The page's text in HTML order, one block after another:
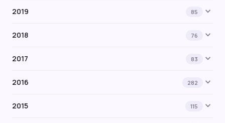
2019 85 expand_more
2018 76 expand_more
2017 83 expand_more
2016 282 expand_more
2015 115 expand_more